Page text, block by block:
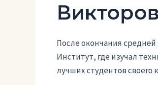
После окончания
Институт, где изучал
лучших студентов своего